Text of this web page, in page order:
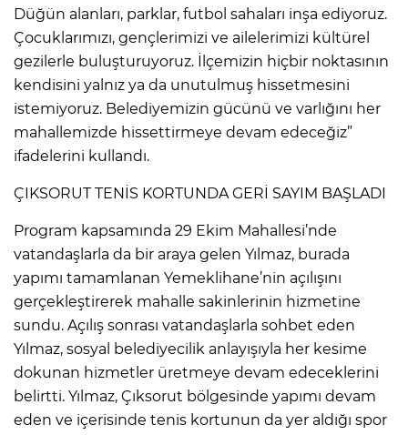
Düğün alanları, parklar, futbol sahaları inşa ediyoruz.
Çocuklarımızı, gençlerimizi ve ailelerimizi kültürel
gezilerle buluşturuyoruz. İlçemizin hiçbir noktasının
kendisini yalnız ya da unutulmuş hissetmesini
istemiyoruz. Belediyemizin gücünü ve varlığını her
mahallemizde hissettirmeye devam edeceğiz”
ifadelerini kullandı.
ÇIKSORUT TENİS KORTUNDA GERİ SAYIM BAŞLADI
Program kapsamında 29 Ekim Mahallesi’nde
vatandaşlarla da bir araya gelen Yılmaz, burada
yapımı tamamlanan Yemeklihane’nin açılışını
gerçekleştirerek mahalle sakinlerinin hizmetine
sundu. Açılış sonrası vatandaşlarla sohbet eden
Yılmaz, sosyal belediyecilik anlayışıyla her kesime
dokunan hizmetler üretmeye devam edeceklerini
belirtti. Yılmaz, Çıksorut bölgesinde yapımı devam
eden ve içerisinde tenis kortunun da yer aldığı spor